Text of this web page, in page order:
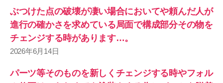
ぶつけた点の破壊が凄い場合においてや頼んだ人が
進行の確かさを求めている局面で構成部分その物を
チェンジする時があります…。
2026年6月14日
パーツ等そのものを新しくチェンジする時やフォル